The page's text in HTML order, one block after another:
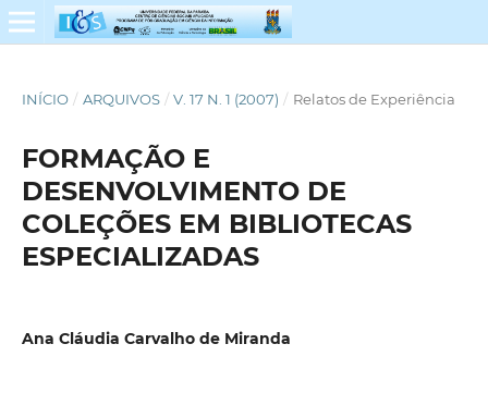
INÍCIO / ARQUIVOS / V. 17 N. 1 (2007) / Relatos de Experiência
FORMAÇÃO E
DESENVOLVIMENTO DE
COLEÇÕES EM BIBLIOTECAS
ESPECIALIZADAS
Ana Cláudia Carvalho de Miranda